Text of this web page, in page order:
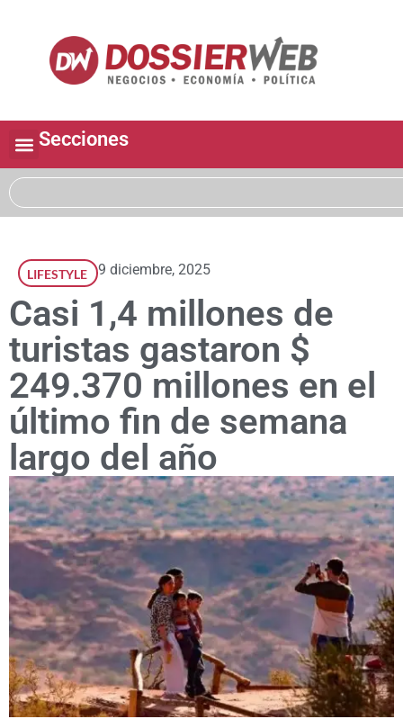
Secciones
LIFESTYLE 9 diciembre, 2025
Casi 1,4 millones de
turistas gastaron $
249.370 millones en el
último fin de semana
largo del año